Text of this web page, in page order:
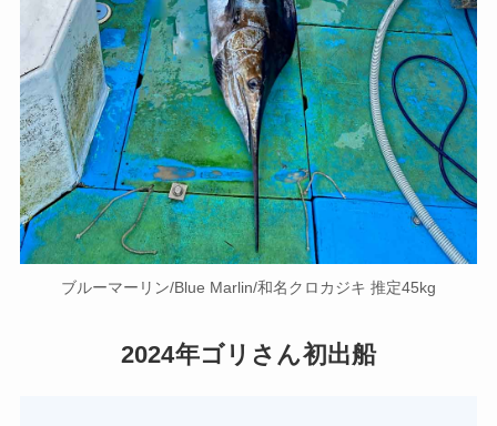
ブルーマーリン/Blue Marlin/和名クロカジキ 推定45kg
2024年ゴリさん初出船